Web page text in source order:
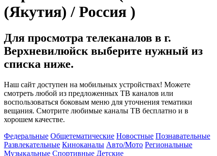
(Якутия) / Россия )
Для просмотра телеканалов в г.
Верхневилюйск выберите нужный из
списка ниже.
Наш сайт доступен на мобильных устройствах! Можете
смотреть любой из предложенных ТВ каналов или
воспользоваться боковым меню для уточнения тематики
вещания. Смотрите любимые каналы ТВ бесплатно и в
хорошем качестве.
Федеральные Общетематические Новостные Познавательные
Развлекательные Киноканалы Авто/Мото Региональные
Музыкальные Спортивные Детские